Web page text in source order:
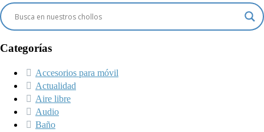
Categorías
Accesorios para móvil
Actualidad
Aire libre
Audio
Baño